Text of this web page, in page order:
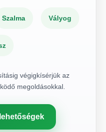
Szalma Vályog
végigkísérjük az
megoldásokkal.